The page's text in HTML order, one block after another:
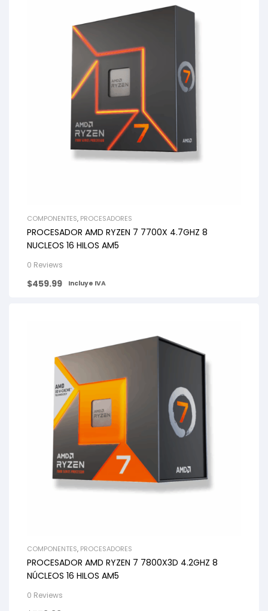
COMPONENTES, PROCESADORES
PROCESADOR AMD RYZEN 7 7700X 4.7GHZ 8
NUCLEOS 16 HILOS AM5
0 Reviews
$459.99 Incluye IVA
COMPONENTES, PROCESADORES
PROCESADOR AMD RYZEN 7 7800X3D 4.2GHZ 8
NÚCLEOS 16 HILOS AM5
0 Reviews